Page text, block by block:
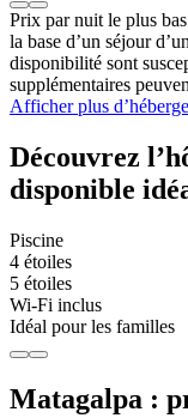
Prix par nuit le plus
la base d’un séjour
disponibilité sont
supplémentaires
Afficher plus
Découvrez
disponible
Piscine
4 étoiles
5 étoiles
Wi-Fi inclus
Idéal pour les familles
Matagalpa :